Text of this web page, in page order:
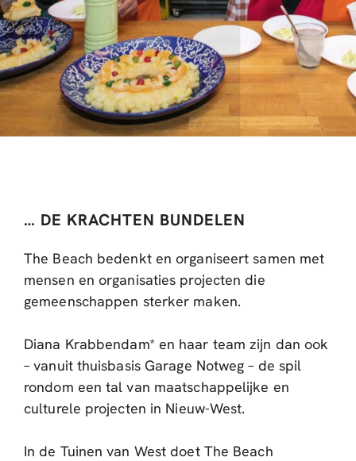
… DE KRACHTEN BUNDELEN
The Beach bedenkt en organiseert samen met
mensen en organisaties projecten die
gemeenschappen sterker maken.
Diana Krabbendam* en haar team zijn dan ook
– vanuit thuisbasis Garage Notweg – de spil
rondom een tal van maatschappelijke en
culturele projecten in Nieuw-West.
In de Tuinen van West doet The Beach